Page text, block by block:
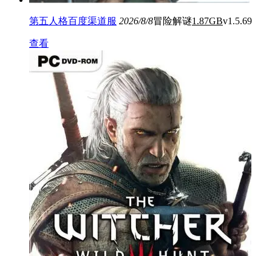
第五人格百度渠道服 2026/8/8冒险解谜1.87GBv1.5.69
查看